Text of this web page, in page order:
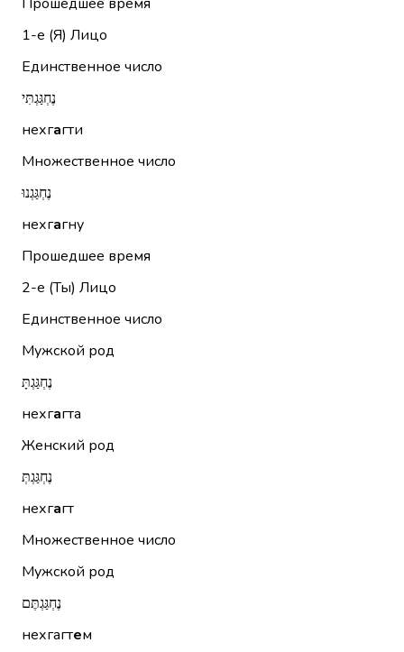
1-е (Я) Лицо
Единственное число
נֶחְגַּגְתִּי
нехгагти
Множественное число
נֶחְגַּגְנוּ
нехгагну
Прошедшее время
2-е (Ты) Лицо
Единственное число
Мужской род
נֶחְגַּגְתָּ
нехгагта
Женский род
נֶחְגַּגְתְּ
нехгагт
Множественное число
Мужской род
נֶחְגַּגְתֶּם
нехгагтем